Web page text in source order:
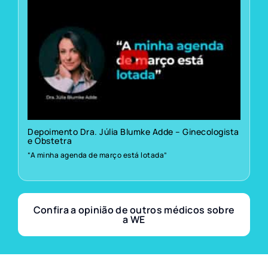
Depoimento Dra. Júlia Blumke Adde – Ginecologista
e Obstetra
“A minha agenda de março está lotada”
Confira a opinião de outros médicos sobre
a WE